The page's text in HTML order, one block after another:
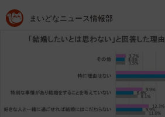
まいどなニュース情報部